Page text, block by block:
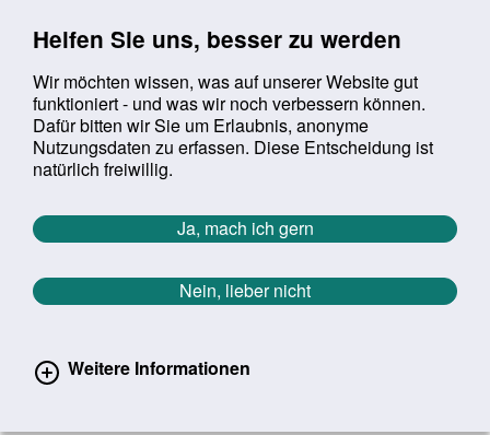
Helfen Sie uns, besser zu werden
Wir möchten wissen, was auf unserer Website gut
funktioniert - und was wir noch verbessern können.
Dafür bitten wir Sie um Erlaubnis, anonyme
Nutzungsdaten zu erfassen. Diese Entscheidung ist
natürlich freiwillig.
Ja, mach ich gern
Nein, lieber nicht
Weitere Informationen
Suchbegriff:
Sie befinden sich hier:
Startseite Aktuelles Veranstaltungen
Veranstaltungen
Kongress Armut und Gesundheit